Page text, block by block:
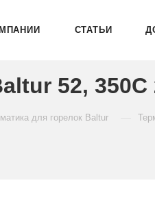
СТАТЬИ
52, 350С
для горелок Baltur